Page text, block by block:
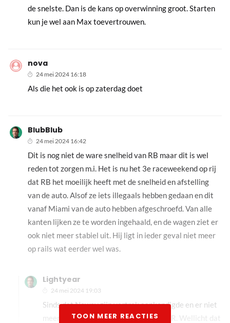
de snelste. Dan is de kans op overwinning groot. Starten
kun je wel aan Max toevertrouwen.
nova
24 mei 2024 16:18
Als die het ook is op zaterdag doet
BlubBlub
24 mei 2024 16:42
Dit is nog niet de ware snelheid van RB maar dit is wel
reden tot zorgen m.i. Het is nu het 3e raceweekend op rij
dat RB het moeilijk heeft met de snelheid en afstelling
van de auto. Alsof ze iets illegaals hebben gedaan en dit
vanaf Miami van de auto hebben afgeschroefd. Van alle
kanten lijken ze te worden ingehaald, en de wagen ziet er
ook niet meer stabiel uit. Hij ligt in ieder geval niet meer
op rails wat eerder wel was.
Lightyear
24 mei 2024 19:03
Sinds dat Newey zijn vertrek aankondigde en er niet
meer bij is, loopt de auto minder bij RBR. Wellicht dat
TOON MEER REACTIES